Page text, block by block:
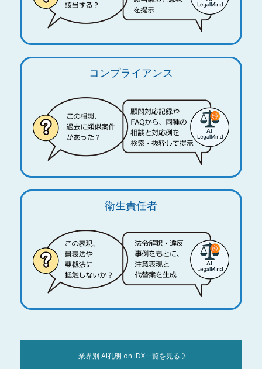
コンプライアンス
衛生責任者
業界別 AI孔明 on IDX一覧を見る